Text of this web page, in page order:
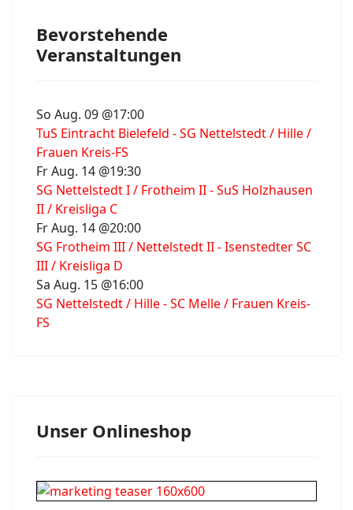
Bevorstehende
Veranstaltungen
So Aug. 09 @17:00
TuS Eintracht Bielefeld - SG Nettelstedt / Hille /
Frauen Kreis-FS
Fr Aug. 14 @19:30
SG Nettelstedt I / Frotheim II - SuS Holzhausen
II / Kreisliga C
Fr Aug. 14 @20:00
SG Frotheim III / Nettelstedt II - Isenstedter SC
III / Kreisliga D
Sa Aug. 15 @16:00
SG Nettelstedt / Hille - SC Melle / Frauen Kreis-
FS
Unser Onlineshop